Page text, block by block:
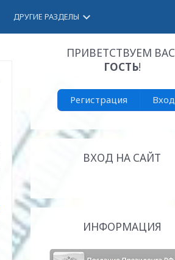
ДРУГИЕ РАЗДЕЛЫ keyboard_arrow_down
ПРИВЕТСТВУЕМ ВАС
ГОСТЬ!
Регистрация Вход
ВХОД НА САЙТ
ИНФОРМАЦИЯ